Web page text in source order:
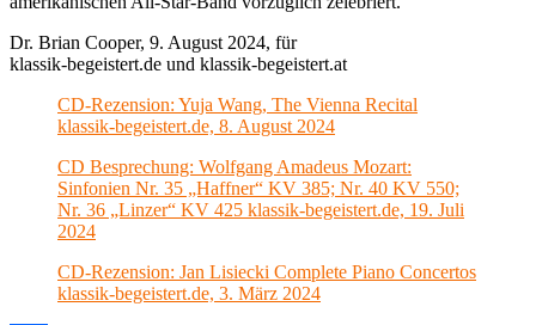
Dr. Brian Cooper, 9. August 2024, für
klassik-begeistert.de und klassik-begeistert.at
CD-Rezension: Yuja Wang, The Vienna Recital
klassik-begeistert.de, 8. August 2024
CD Besprechung: Wolfgang Amadeus Mozart:
Sinfonien Nr. 35 „Haffner“ KV 385; Nr. 40 KV 550;
Nr. 36 „Linzer“ KV 425 klassik-begeistert.de, 19. Juli
2024
CD-Rezension: Jan Lisiecki Complete Piano Concertos
klassik-begeistert.de, 3. März 2024